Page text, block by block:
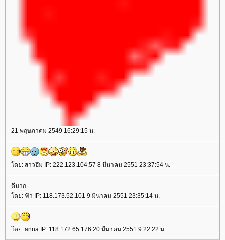
21 พฤษภาคม 2549 16:29:15 น.
ดย: สาวอึ่ม IP: 222.123.104.57 8 มีนาคม 2551 23:37:54 น.
ดีมาก
ดย: ฟ้า IP: 118.173.52.101 9 มีนาคม 2551 23:35:14 น.
ดย: anna IP: 118.172.65.176 20 มีนาคม 2551 9:22:22 น.